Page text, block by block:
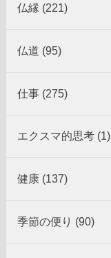
仏縁 (221)
仏道 (95)
仕事 (275)
エクスマ的思考 (1)
健康 (137)
季節の便り (90)